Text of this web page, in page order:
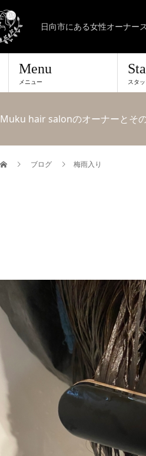
日向市にある女性オーナー
Menu
メニュー スタ
Muku hair salonのオーナーとそ
ブログ 梅雨入り